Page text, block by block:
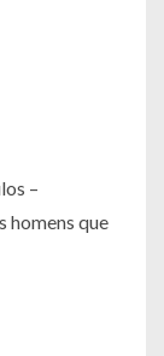
–
homens que